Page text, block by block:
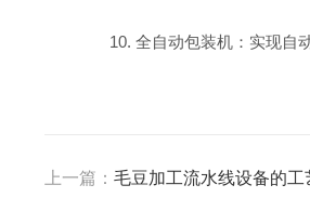
10. 全自动包装机：实现自动
上一篇： 毛豆加工流水线设备的